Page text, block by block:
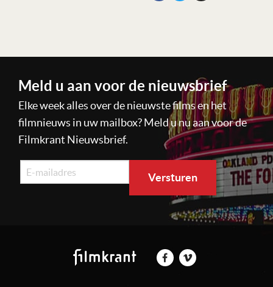
Meld u aan voor de nieuwsbrief
Elke week alles over de nieuwste films en het
filmnieuws in uw mailbox? Meld u nu aan voor de
Filmkrant Nieuwsbrief.